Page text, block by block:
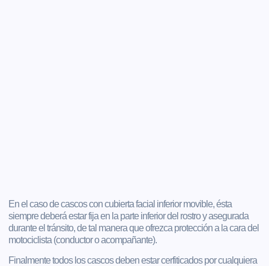
En el caso de cascos con cubierta facial inferior movible, ésta
siempre deberá estar fija en la parte inferior del rostro y asegurada
durante el tránsito, de tal manera que ofrezca protección a la cara del
motociclista (conductor o acompañante).
Finalmente todos los cascos deben estar cerfiticados por cualquiera